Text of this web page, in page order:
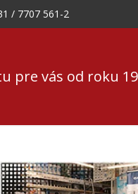
pre vás od roku
/ 7707 561-2